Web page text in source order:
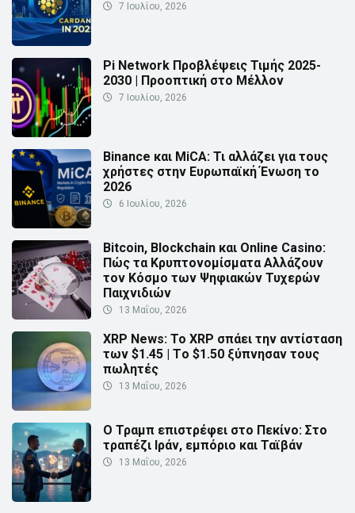
7 Ιουλίου, 2026
Pi Network Προβλέψεις Τιμής 2025-
2030 | Προοπτική στο Μέλλον
7 Ιουλίου, 2026
Binance και MiCA: Τι αλλάζει για τους
χρήστες στην Ευρωπαϊκή Ένωση το
2026
6 Ιουλίου, 2026
Bitcoin, Blockchain και Online Casino:
Πώς τα Κρυπτονομίσματα Αλλάζουν
τον Κόσμο των Ψηφιακών Τυχερών
Παιχνιδιών
13 Μαΐου, 2026
XRP News: Το XRP σπάει την αντίσταση
των $1.45 | Τo $1.50 ξύπνησαν τους
πωλητές
13 Μαΐου, 2026
Ο Τραμπ επιστρέφει στο Πεκίνο: Στο
τραπέζι Ιράν, εμπόριο και Ταϊβάν
13 Μαΐου, 2026